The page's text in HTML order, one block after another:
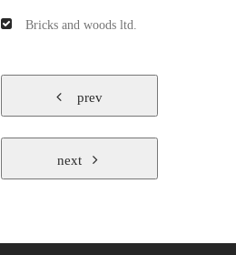
Bricks and woods ltd.
prev
next